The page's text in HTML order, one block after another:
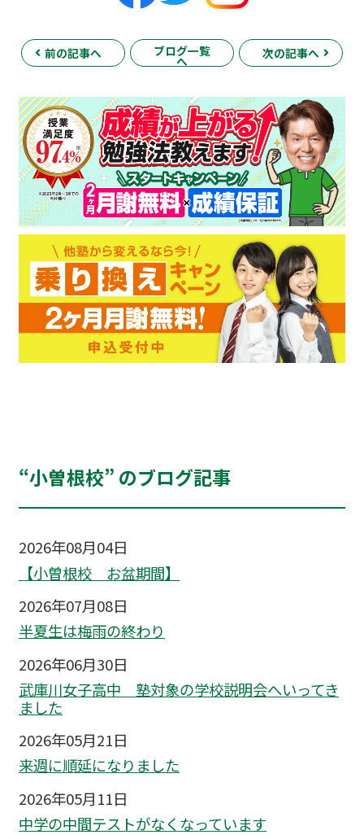
前の記事へ ブログ一覧
へ
次の記事へ
“小曽根校” のブログ記事
2026年08月04日
【小曽根校 お盆期間】
2026年07月08日
半夏生は梅雨の終わり
2026年06月30日
武庫川女子高中 塾対象の学校説明会へいってき
ました
2026年05月21日
来週に順延になりました
2026年05月11日
中学の中間テストがなくなっています